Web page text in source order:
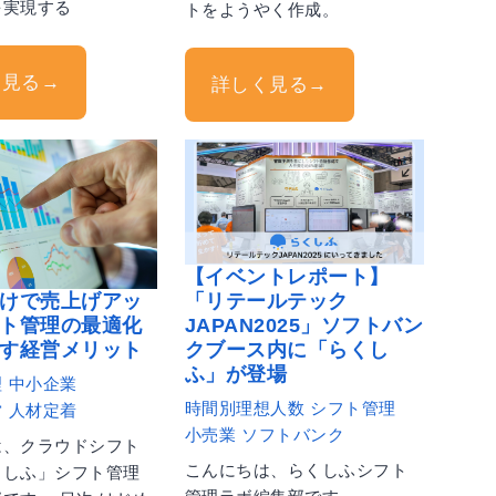
現する
見る→
トをようやく作成。
詳しく見る→
で売上げアッ
管理の最適化
経営メリット
中小企業
人材定着
クラウドシフト
ふ」シフト管理
【イベントレポート】
「リテールテック
JAPAN2025」ソフトバン
クブース内に「らくし
ふ」が登場
時間別理想人数 シフト管理
小売業 ソフトバンク
こんにちは、らくしふシフト